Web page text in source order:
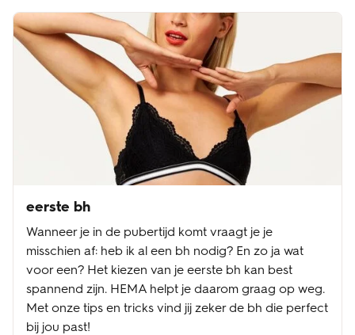
eerste bh
Wanneer je in de pubertijd komt vraagt je je
misschien af: heb ik al een bh nodig? En zo ja wat
voor een? Het kiezen van je eerste bh kan best
spannend zijn. HEMA helpt je daarom graag op weg.
Met onze tips en tricks vind jij zeker de bh die perfect
bij jou past!